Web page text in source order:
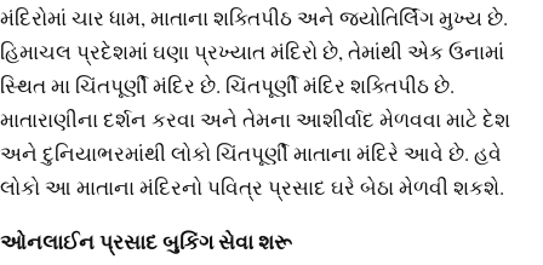
મંદિરોમાં ચાર ધામ, માતાના શક્તિપીઠ અને જ્યોતિર્લિંગ મુખ્ય છે.
હિમાચલ પ્રદેશમાં ઘણા પ્રખ્યાત મંદિરો છે, તેમાંથી એક ઉનામાં
સ્થિત મા ચિંતપૂર્ણી મંદિર છે. ચિંતપૂર્ણી મંદિર શક્તિપીઠ છે.
માતારાણીના દર્શન કરવા અને તેમના આશીર્વાદ મેળવવા માટે દેશ
અને દુનિયાભરમાંથી લોકો ચિંતપૂર્ણી માતાના મંદિરે આવે છે. હવે
લોકો આ માતાના મંદિરનો પવિત્ર પ્રસાદ ઘરે બેઠા મેળવી શકશે.
ઓનલાઈન પ્રસાદ બુકિંગ સેવા શરૂ